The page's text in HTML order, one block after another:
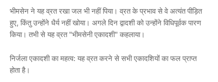
भीमसेन ने यह व्रत रखा जल भी नहीं पिया। व्रत के प्रभाव से वे अत्यंत पीड़ित
हुए, किंतु उन्होंने धैर्य नहीं खोया। अगले दिन द्वादशी को उन्होंने विधिपूर्वक पारण
किया। तभी से यह व्रत "भीमसेनी एकादशी" कहलाया।
निर्जला एकादशी का महत्व: यह व्रत करने से सभी एकादशियों का फल प्राप्त
होता है।